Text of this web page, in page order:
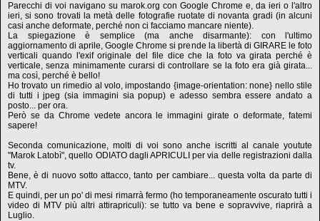
Parecchi di voi navigano su marok.org con Google Chrome e, da ieri o l'altro
ieri, si sono trovati la metà delle fotografie ruotate di novanta gradi (in alcuni
casi anche deformate, perché non ci facciamo mancare niente).
La spiegazione è semplice (ma anche disarmante): con l'ultimo
aggiornamento di aprile, Google Chrome si prende la libertà di GIRARE le foto
verticali quando l'exif originale del file dice che la foto va girata perché è
verticale, senza minimamente curarsi di controllare se la foto era già girata...
ma così, perché è bello!
Ho trovato un rimedio al volo, impostando {image-orientation: none} nello stile
di tutti i jpeg (sia immagini sia popup) e adesso sembra essere andato a
posto... per ora.
Però se da Chrome vedete ancora le immagini girate o deformate, fatemi
sapere!
Seconda comunicazione, molti di voi sono anche iscritti al canale youtute
"Marok Latobì", quello ODIATO dagli APRICULI per via delle registrazioni dalla
tv.
Bene, è di nuovo sotto attacco, tanto per cambiare... questa volta da parte di
MTV.
E quindi, per un po' di mesi rimarrà fermo (ho temporaneamente oscurato tutti i
video di MTV più altri attirapriculi): se tutto va bene e sopravvive, riaprirà a
Luglio.